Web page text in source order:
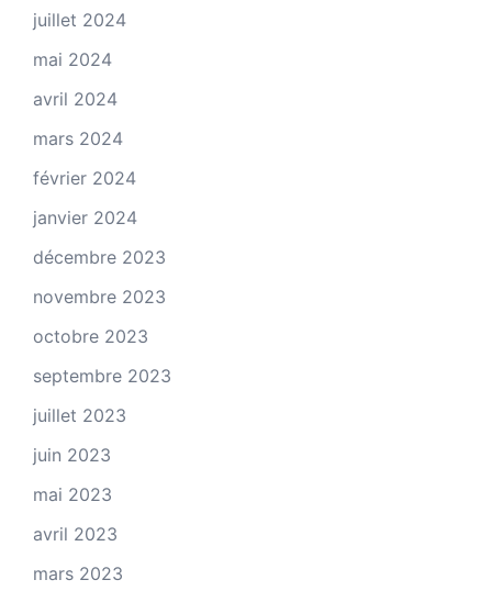
juillet 2024
mai 2024
avril 2024
mars 2024
février 2024
janvier 2024
décembre 2023
novembre 2023
octobre 2023
septembre 2023
juillet 2023
juin 2023
mai 2023
avril 2023
mars 2023